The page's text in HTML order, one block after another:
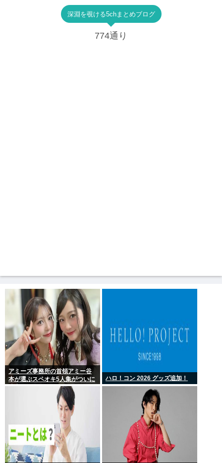
深淵を覗ける5chまとめブログ
774通り
アミーズ事務所の首領アミー谷
本が選ぶスペオキ5人集がついに
決定してしまう
ハロ！コン 2026 グッズ追加！